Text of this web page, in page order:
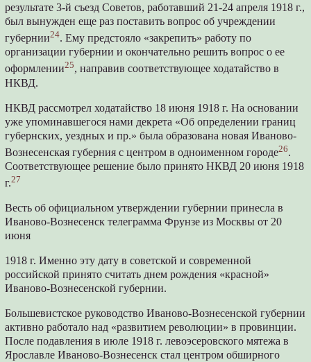
результате 3-й съезд Советов, работавший 21-24 апреля 1918 г.,
был вынужден еще раз поставить вопрос об учреждении
губернии24. Ему предстояло «закрепить» работу по
организации губернии и окончательно решить вопрос о ее
оформлении25, направив соответствующее ходатайство в
НКВД.
НКВД рассмотрел ходатайство 18 июня 1918 г. На основании
уже упоминавшегося нами декрета «Об определении границ
губернских, уездных и пр.» была образована новая Иваново-
Вознесенская губерния с центром в одноименном городе26.
Соответствующее решение было принято НКВД 20 июня 1918
г.27
Весть об официальном утверждении губернии принесла в
Иваново-Вознесенск телеграмма Фрунзе из Москвы от 20
июня
1918 г. Именно эту дату в советской и современной
российской принято считать днем рождения «красной»
Иваново-Вознесенской губернии.
Большевистское руководство Иваново-Вознесенской губернии
активно работало над «развитием революции» в провинции.
После подавления в июле 1918 г. левоэсеровского мятежа в
Ярославле Иваново-Вознесенск стал центром обширного